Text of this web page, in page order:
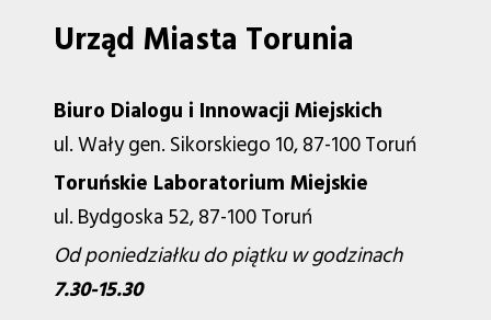
Urząd Miasta Torunia
Biuro Dialogu i Innowacji Miejskich
ul. Wały gen. Sikorskiego 10, 87-100 Toruń
Toruńskie Laboratorium Miejskie
ul. Bydgoska 52, 87-100 Toruń
Od poniedziałku do piątku w godzinach
7.30-15.30